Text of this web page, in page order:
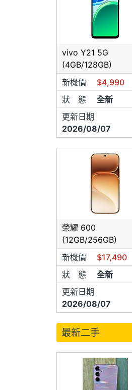
vivo Y21 5G
(4GB/128GB)
新機價
$4,990
狀 態
全新
更新日期
2026/08/07
榮耀 600
(12GB/256GB)
新機價
$17,490
狀 態
全新
更新日期
2026/08/07
最新二手